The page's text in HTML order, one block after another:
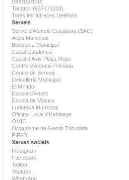
(900150140)
Tanatori (937471203)
Totes les adreces i telèfons
Serveis
Servei d'Atenció Ciutadana (SAC)
Arxiu Municipal
Biblioteca Municipal
Casal Catalunya
Casal d'Avis Plaça Major
Centre d'Atenció Primària
Centre de Serveis
Deixalleria Municipal
El Mirador
Escola d'Adults
Escola de Música
Ludoteca Municipal
Oficina Local d'Habitatge
OMIC
Organisme de Gestió Tributària
PIPAD
Xarxes socials
Instagram
Facebook
Twitter
Youtube
WhatsApp